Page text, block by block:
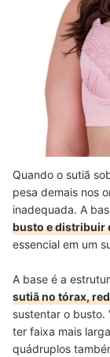
Quando o sutiã
pesa demais nos
inadequada. A
busto e distribuir
essencial em um
A base é a
sutiã no tórax,
sustentar o busto.
ter faixa mais
quádruplos